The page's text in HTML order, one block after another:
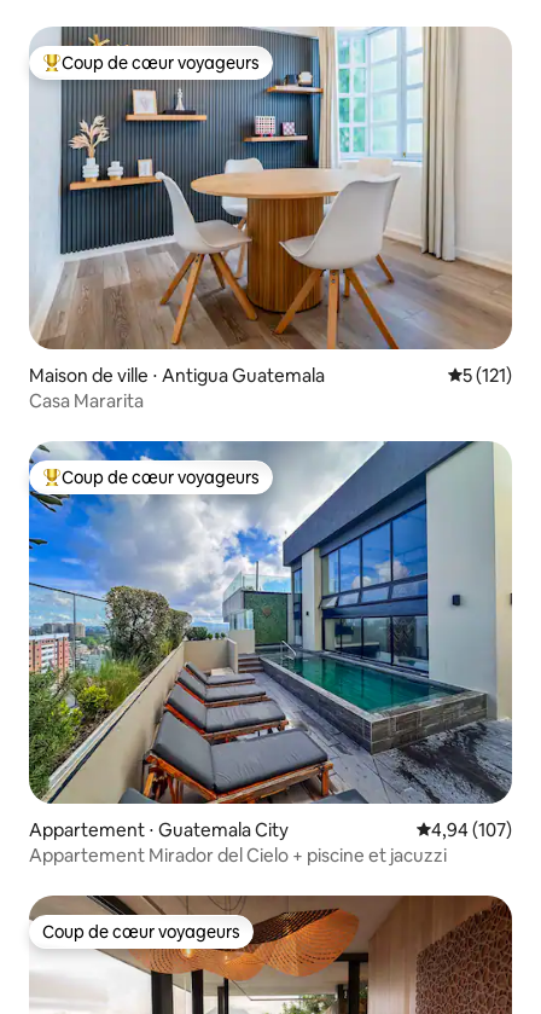
Coups de cœur voyageurs les plus appréciés
Coup de cœur voyageurs
Maison de ville ⋅ Antigua Guatemala Évaluation
5 (121)
Casa Mararita
Coups de cœur voyageurs les plus appréciés
Coup de cœur voyageurs
Appartement ⋅ Guatemala City Évaluation
4,94 (107)
Appartement Mirador del Cielo + piscine et jacuzzi
Coup de cœur voyageurs
Coup de cœur voyageurs